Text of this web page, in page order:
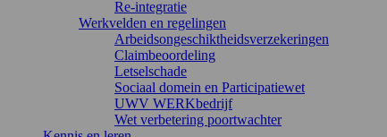
Re-integratie
Werkvelden en regelingen
Arbeidsongeschiktheidsverzekeringen
Claimbeoordeling
Letselschade
Sociaal domein en Participatiewet
UWV WERKbedrijf
Wet verbetering poortwachter